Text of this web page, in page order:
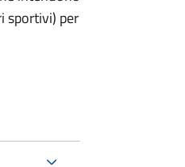
sportivi) per